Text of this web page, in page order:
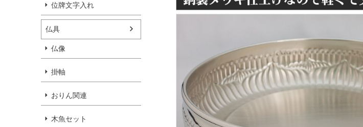
位牌文字入れ
仏具
仏像
掛軸
おりん関連
木魚セット